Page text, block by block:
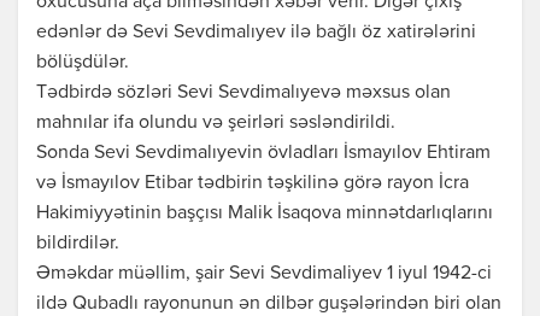
edənlər də Sevi Sevdimalıyev ilə bağlı öz xatirələrini
bölüşdülər.
Tədbirdə sözləri Sevi Sevdimalıyevə məxsus olan
mahnılar ifa olundu və şeirləri səsləndirildi.
Sonda Sevi Sevdimalıyevin övladları İsmayılov Ehtiram
və İsmayılov Etibar tədbirin təşkilinə görə rayon İcra
Hakimiyyətinin başçısı Malik İsaqova minnətdarlıqlarını
bildirdilər.
Əməkdar müəllim, şair Sevi Sevdimaliyev 1 iyul 1942-ci
ildə Qubadlı rayonunun ən dilbər guşələrindən biri olan